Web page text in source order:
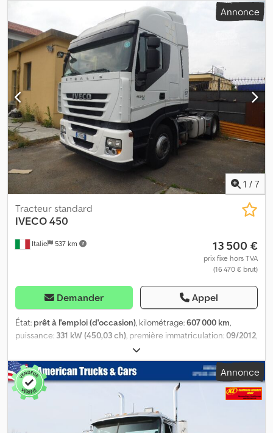
, largeur totale:2 550 mm
, suspension:
air, dimension des pneus:385/65 R 22,5 , état des pneus:
pourcentage, Année de construction:2001 , Équipement:
Freins à tambour, premier essieu relevable, troisième essieu
directeur, benne basculante en aluminium de 25 mètres cubes,
hayon arrière à fermeture étanche avec loquets et goulotte,
double vibrateur, bâche électrique Marcolin. Dcjdpfx
Anszcpgqoxjk
Annonce
1 / 7
Italie 537 km
Tracteur standard
IVECO450
13 500 €
prix fixe hors TVA
(16 470 € brut)
Demander Appel
État: prêt à l'emploi (d'occasion), kilométrage:607 000 km,
puissance: 331 kW (450,03 ch), première immatriculation:09/2012,
, classe d'émission:
entretenu Dcedpfx Anewqfx Tjxjk
Annonce